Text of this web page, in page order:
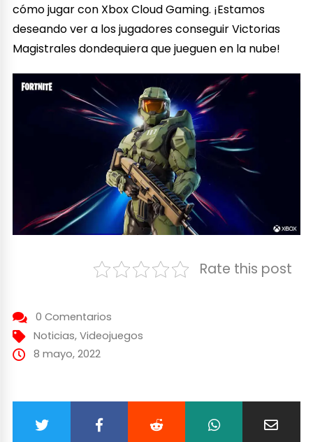
cómo jugar con Xbox Cloud Gaming. ¡Estamos
deseando ver a los jugadores conseguir Victorias
Magistrales dondequiera que jueguen en la nube!
Rate this post
0 Comentarios
Noticias, Videojuegos
8 mayo, 2022